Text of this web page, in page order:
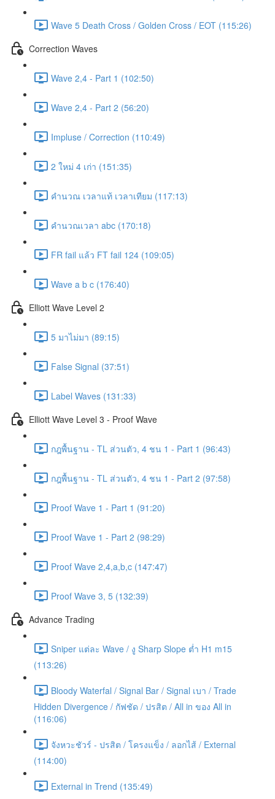
Wave 5 Death Cross / Golden Cross / EOT (115:26)
Correction Waves
Wave 2,4 - Part 1 (102:50)
Wave 2,4 - Part 2 (56:20)
Impluse / Correction (110:49)
2 ใหม่ 4 เก่า (151:35)
คำนวณ เวลาแท้ เวลาเทียม (117:13)
คำนวณเวลา abc (170:18)
FR fail แล้ว FT fail 124 (109:05)
Wave a b c (176:40)
Elliott Wave Level 2
5 มาไม่มา (89:15)
False Signal (37:51)
Label Waves (131:33)
Elliott Wave Level 3 - Proof Wave
กฎพื้นฐาน - TL ส่วนตัว, 4 ชน 1 - Part 1 (96:43)
กฎพื้นฐาน - TL ส่วนตัว, 4 ชน 1 - Part 2 (97:58)
Proof Wave 1 - Part 1 (91:20)
Proof Wave 1 - Part 2 (98:29)
Proof Wave 2,4,a,b,c (147:47)
Proof Wave 3, 5 (132:39)
Advance Trading
Sniper แต่ละ Wave / งู Sharp Slope ต่ำ H1 m15
(113:26)
Bloody Waterfal / Signal Bar / Signal เบา / Trade
Hidden Divergence / กัฟชัด / ปรสิต / All in ของ All in
(116:06)
จังหวะชัวร์ - ปรสิต / โครงแข็ง / ลอกไส้ / External
(114:00)
External in Trend (135:49)